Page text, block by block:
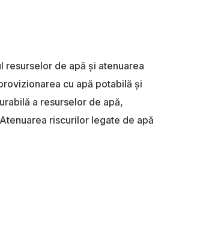
de apă și atenuarea
cu apă potabilă și
a resurselor de apă,
riscurilor legate de apă